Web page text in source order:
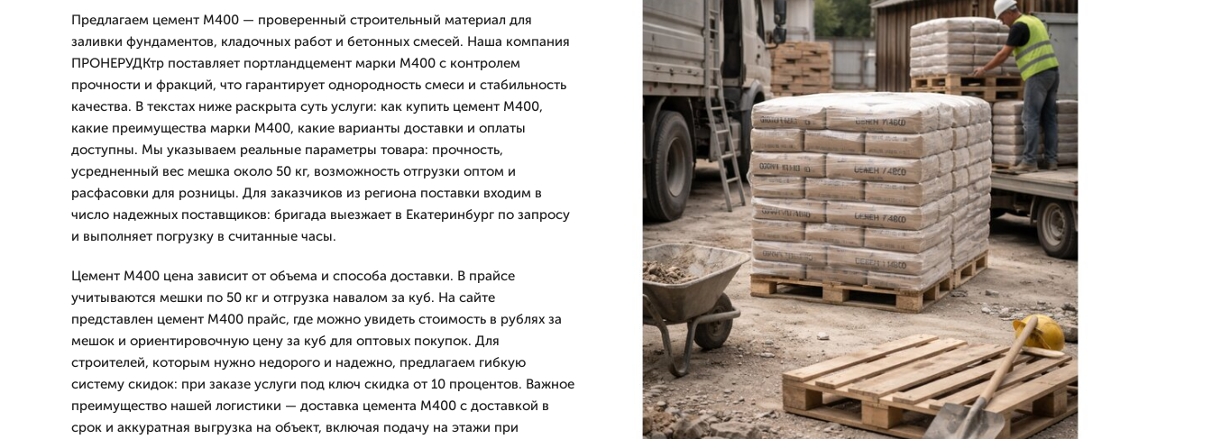
Предлагаем цемент М400 — проверенный строительный материал для
заливки фундаментов, кладочных работ и бетонных смесей. Наша компания
ПРОНЕРУДКтр поставляет портландцемент марки М400 с контролем
прочности и фракций, что гарантирует однородность смеси и стабильность
качества. В текстах ниже раскрыта суть услуги: как купить цемент М400,
какие преимущества марки М400, какие варианты доставки и оплаты
доступны. Мы указываем реальные параметры товара: прочность,
усредненный вес мешка около 50 кг, возможность отгрузки оптом и
расфасовки для розницы. Для заказчиков из региона поставки входим в
число надежных поставщиков: бригада выезжает в Екатеринбург по запросу
и выполняет погрузку в считанные часы.
Цемент М400 цена зависит от объема и способа доставки. В прайсе
учитываются мешки по 50 кг и отгрузка навалом за куб. На сайте
представлен цемент М400 прайс, где можно увидеть стоимость в рублях за
мешок и ориентировочную цену за куб для оптовых покупок. Для
строителей, которым нужно недорого и надежно, предлагаем гибкую
систему скидок: при заказе услуги под ключ скидка от 10 процентов. Важное
преимущество нашей логистики — доставка цемента М400 с доставкой в
срок и аккуратная выгрузка на объект, включая подачу на этажи при